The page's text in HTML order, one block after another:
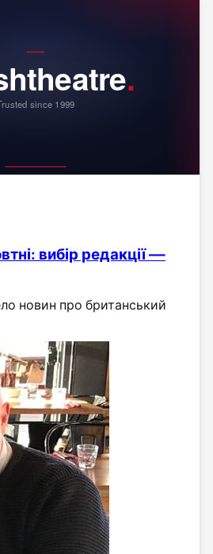
вибір редакції —
новин про британський